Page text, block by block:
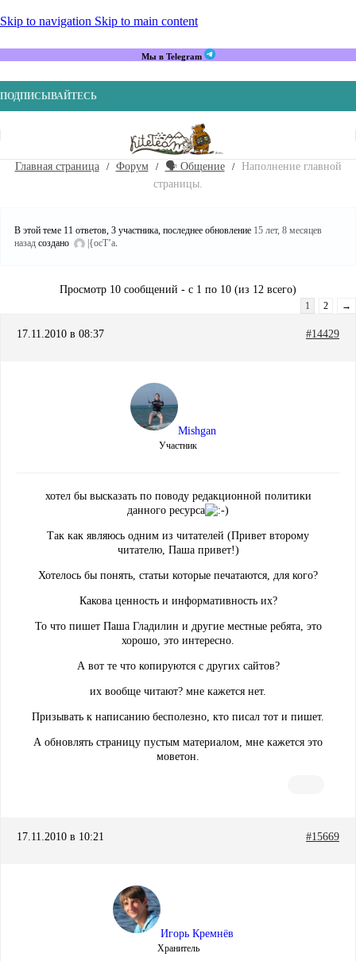
Skip to navigation Skip to main content
Мы в Telegram
ПОДПИСЫВАЙТЕСЬ
Главная страница Форум 🗣️ Общение
Наполнение главной
страницы.
В этой теме 11 ответов, 3 участника, последнее обновление 15 лет, 8 месяцев
назад создано |{ocT’a.
Просмотр 10 сообщений - с 1 по 10 (из 12 всего)
1 2 →
17.11.2010 в 08:37 #14429
Mishgan
Участник
хотел бы высказать по поводу редакционной политики
данного ресурса
Так как являюсь одним из читателей (Привет второму
читателю, Паша привет!)
Хотелось бы понять, статьи которые печатаются, для кого?
Какова ценность и информативность их?
То что пишет Паша Гладилин и другие местные ребята, это
хорошо, это интересно.
А вот те что копируются с других сайтов?
их вообще читают? мне кажется нет.
Призывать к написанию бесполезно, кто писал тот и пишет.
А обновлять страницу пустым материалом, мне кажется это
моветон.
17.11.2010 в 10:21 #15669
Игорь Кремнёв
Хранитель